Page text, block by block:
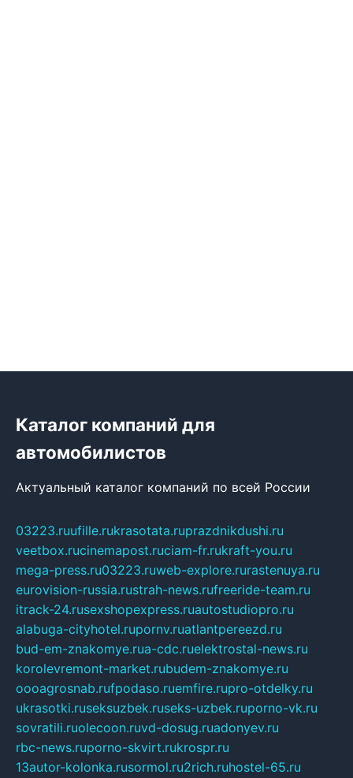
Каталог компаний для
автомобилистов
Актуальный каталог компаний по всей России
03223.ruufille.rukrasotata.ruprazdnikdushi.ru
veetbox.rucinemapost.ruciam-fr.rukraft-you.ru
mega-press.ru03223.ruweb-explore.rurastenuya.ru
eurovision-russia.rustrah-news.rufreeride-team.ru
itrack-24.rusexshopexpress.ruautostudiopro.ru
alabuga-cityhotel.rupornv.ruatlantpereezd.ru
bud-em-znakomye.rua-cdc.ruelektrostal-news.ru
korolevremont-market.rubudem-znakomye.ru
oooagrosnab.rufpodaso.ruemfire.rupro-otdelky.ru
ukrasotki.ruseksuzbek.ruseks-uzbek.ruporno-vk.ru
sovratili.ruolecoon.ruvd-dosug.ruadonyev.ru
rbc-news.ruporno-skvirt.rukrospr.ru
13autor-kolonka.rusormol.ru2rich.ruhostel-65.ru